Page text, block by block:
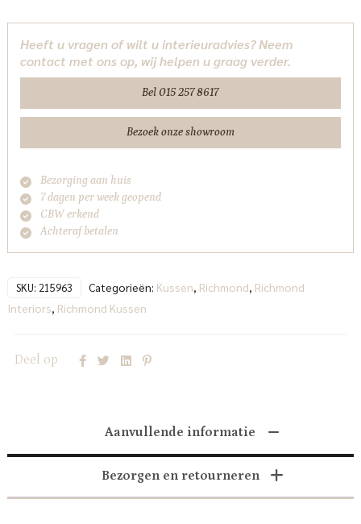
labyrinth
Richmond
Interiors
Heeft u vragen of wilt u interieuradvies? Neem
contact met ons op, wij helpen u graag verder.
Bel 015 257 8617
Bezoek onze showroom
Bezorging aan huis
7 dagen per week geopend
CBW erkend
Achteraf betalen
SKU: 215963 Categorieën: Kussen Richmond Richmond
Interiors Richmond Kussen
Deel op
Aanvullende informatie
Bezorgen en retourneren